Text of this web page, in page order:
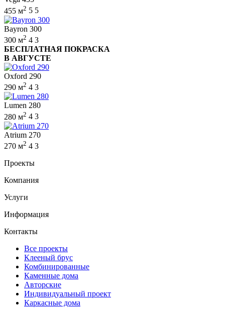
455 м2 5 5
Bayron 300
300 м2 4 3
БЕСПЛАТНАЯ ПОКРАСКА
В АВГУСТЕ
Oxford 290
290 м2 4 3
Lumen 280
280 м2 4 3
Atrium 270
270 м2 4 3
Проекты
Компания
Услуги
Информация
Контакты
Все проекты
Клееный брус
Комбинированные
Каменные дома
Авторские
Индивидуальный проект
Каркасные дома